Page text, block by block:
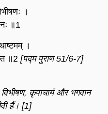
।
॥1
।
॥2 [पद्म पुराण 51/6-7]
कृपाचार्य और भगवान
हैं। [1]